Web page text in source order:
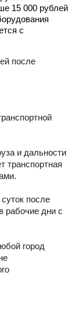
15 000 рублей
с
после
и дальности
транспортная
после
рабочие дни с
город